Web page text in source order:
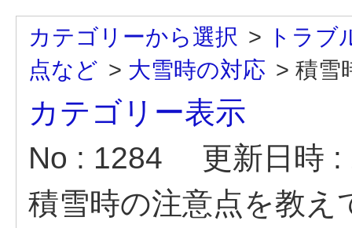
カテゴリーから選択 > トラブ
点など > 大雪時の対応 > 積雪
カテゴリー表示
No : 1284
更新日時
積雪時の注意点を教え